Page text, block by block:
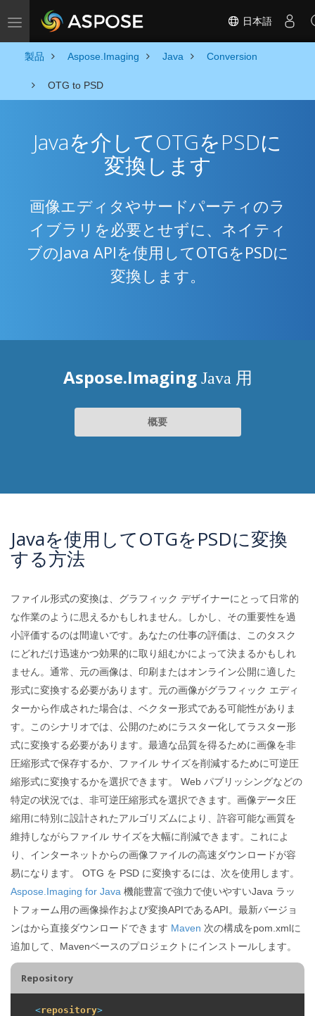
Toggle navigation 日本語
製品 Aspose.Imaging Java Conversion
OTG to PSD
Javaを介してOTGをPSDに
変換します
画像エディタやサードパーティのラ
イブラリを必要とせずに、ネイティ
ブのJava APIを使用してOTGをPSDに
変換します。
Aspose.Imaging Java 用
概要
Javaを使用してOTGをPSDに変換
する方法
ファイル形式の変換は、グラフィック デザイナーにとって日常的
な作業のように思えるかもしれません。しかし、その重要性を過
小評価するのは間違いです。あなたの仕事の評価は、このタスク
にどれだけ迅速かつ効果的に取り組むかによって決まるかもしれ
ません。通常、元の画像は、印刷またはオンライン公開に適した
形式に変換する必要があります。元の画像がグラフィック エディ
ターから作成された場合は、ベクター形式である可能性がありま
す。このシナリオでは、公開のためにラスター化してラスター形
式に変換する必要があります。最適な品質を得るために画像を非
圧縮形式で保存するか、ファイル サイズを削減するために可逆圧
縮形式に変換するかを選択できます。 Web パブリッシングなどの
特定の状況では、非可逆圧縮形式を選択できます。画像データ圧
縮用に特別に設計されたアルゴリズムにより、許容可能な画質を
維持しながらファイル サイズを大幅に削減できます。これによ
り、インターネットからの画像ファイルの高速ダウンロードが容
易になります。 OTG を PSD に変換するには、次を使用します。
Aspose.Imaging for Java 機能豊富で強力で使いやすいJava ラッ
トフォーム用の画像操作および変換APIであるAPI。最新バージョ
ンはから直接ダウンロードできます Maven 次の構成をpom.xmlに
追加して、Mavenベースのプロジェクトにインストールします。
Repository
<repository>